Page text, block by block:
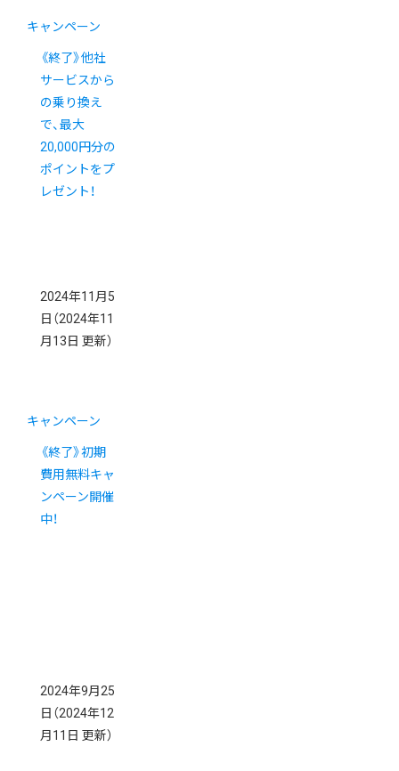
キャンペーン
《終了》他社
サービスから
の乗り換え
で、最大
20,000円分の
ポイントをプ
レゼント！
2024年11月5
日 （2024年11
月13日 更新）
キャンペーン
《終了》初期
費用無料キャ
ンペーン開催
中！
2024年9月25
日 （2024年12
月11日 更新）